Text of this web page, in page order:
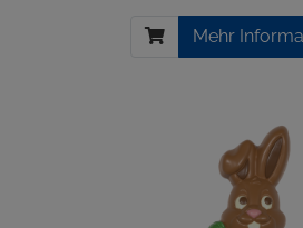
Mehr